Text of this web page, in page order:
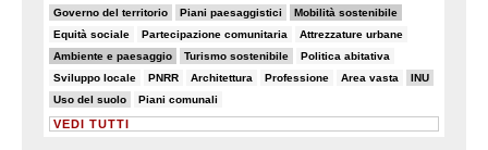
Governo del territorio
19/82 Piani paesaggistici
10/82 Mobilità sostenibile
25/82
Equità sociale
8/82 Partecipazione comunitaria
7/82 Attrezzature urbane
5/82
Ambiente e paesaggio
32/82 Turismo sostenibile
18/82 Politica abitativa
8/82
Sviluppo locale
5/82 PNRR
7/82 Architettura
7/82 Professione
5/82 Area vasta
6/82 INU
22/82
Uso del suolo
9/82 Piani comunali
7/82
VEDI TUTTI